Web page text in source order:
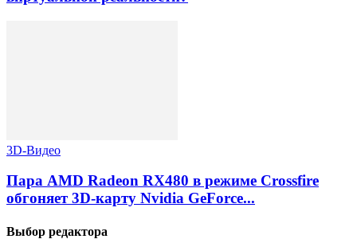
3D-Видео
Пара AMD Radeon RX480 в режиме Crossfire
обгоняет 3D-карту Nvidia GeForce...
Выбор редактора